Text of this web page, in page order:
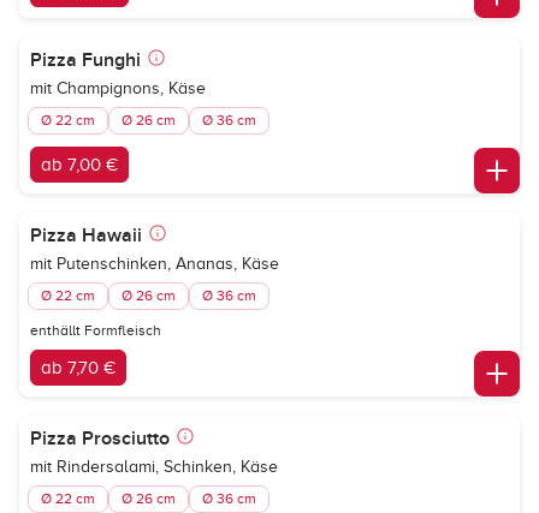
Pizza Funghi
mit Champignons, Käse
Ø 22 cm Ø 26 cm Ø 36 cm
ab 7,00 €
Pizza Hawaii
mit Putenschinken, Ananas, Käse
Ø 22 cm Ø 26 cm Ø 36 cm
enthällt Formfleisch
ab 7,70 €
Pizza Prosciutto
mit Rindersalami, Schinken, Käse
Ø 22 cm Ø 26 cm Ø 36 cm